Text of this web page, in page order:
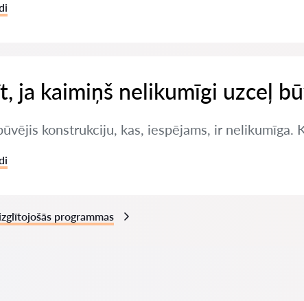
ja kaimiņš nelikumīgi uzceļ
konstrukciju, kas, iespējams, ir nelikumīga.
programmas